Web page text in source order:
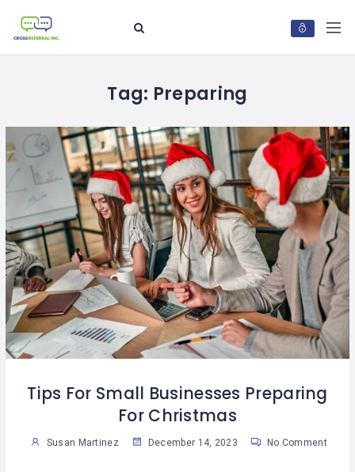
Tag: Preparing
Tips For Small Businesses Preparing
For Christmas
Susan Martinez December 14, 2023 No Comment